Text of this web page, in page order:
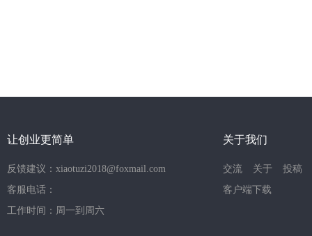
让创业更简单
反馈建议：xiaotuzi2018@foxmail.com
客服电话：
工作时间：周一到周六
关于我们
交流 关于
投稿
客户端下载